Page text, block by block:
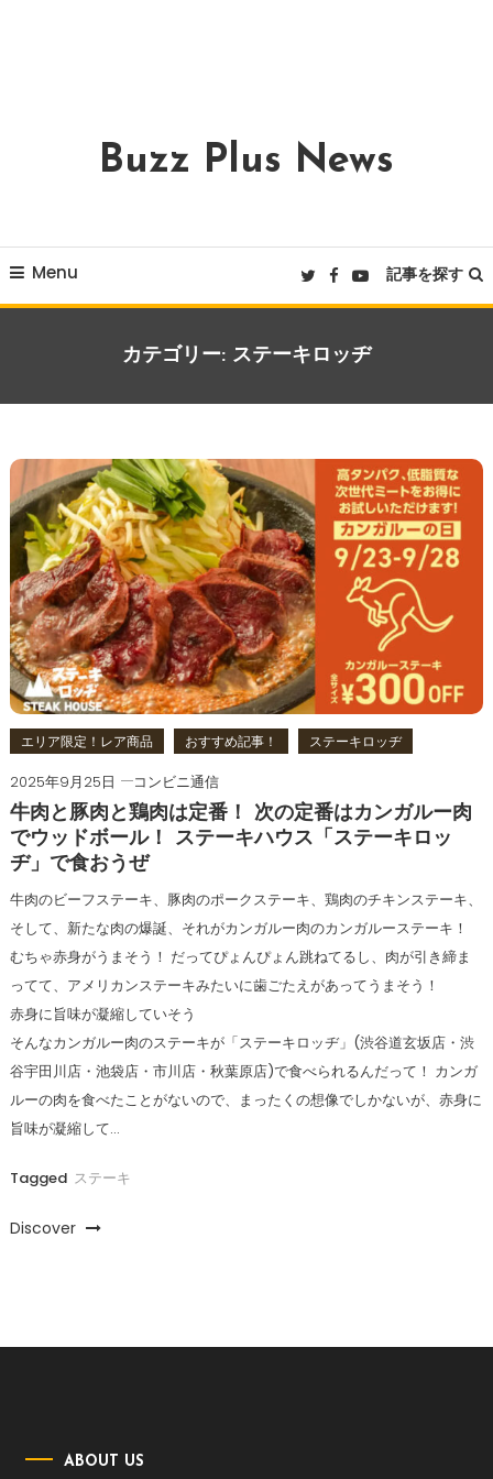
Buzz Plus News
Menu 記事を探す
カテゴリー: ステーキロッヂ
エリア限定！レア商品 おすすめ記事！ ステーキロッヂ
2025年9月25日
コンビニ通信
牛肉と豚肉と鶏肉は定番！ 次の定番はカンガルー肉
でウッドボール！ ステーキハウス「ステーキロッ
ヂ」で食おうぜ
牛肉のビーフステーキ、豚肉のポークステーキ、鶏肉のチキンステーキ、
そして、新たな肉の爆誕、それがカンガルー肉のカンガルーステーキ！
むちゃ赤身がうまそう！ だってぴょんぴょん跳ねてるし、肉が引き締ま
ってて、アメリカンステーキみたいに歯ごたえがあってうまそう！
赤身に旨味が凝縮していそう
そんなカンガルー肉のステーキが「ステーキロッヂ」(渋谷道玄坂店・渋
谷宇田川店・池袋店・市川店・秋葉原店)で食べられるんだって！ カンガ
ルーの肉を食べたことがないので、まったくの想像でしかないが、赤身に
旨味が凝縮して…
Tagged ステーキ
Discover
ABOUT US